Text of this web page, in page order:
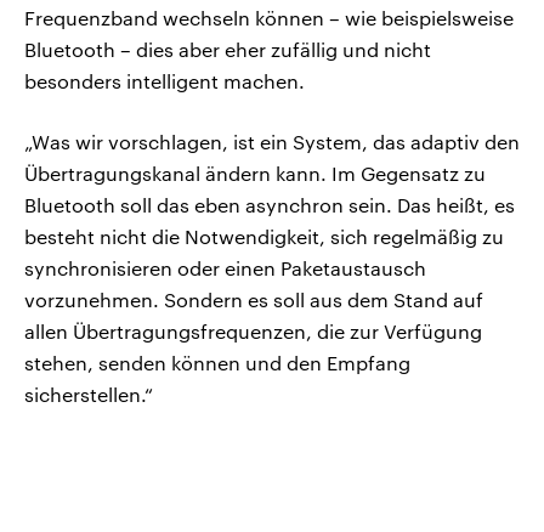
Frequenzband wechseln können – wie beispielsweise
Bluetooth – dies aber eher zufällig und nicht
besonders intelligent machen.
„Was wir vorschlagen, ist ein System, das adaptiv den
Übertragungskanal ändern kann. Im Gegensatz zu
Bluetooth soll das eben asynchron sein. Das heißt, es
besteht nicht die Notwendigkeit, sich regelmäßig zu
synchronisieren oder einen Paketaustausch
vorzunehmen. Sondern es soll aus dem Stand auf
allen Übertragungsfrequenzen, die zur Verfügung
stehen, senden können und den Empfang
sicherstellen.“